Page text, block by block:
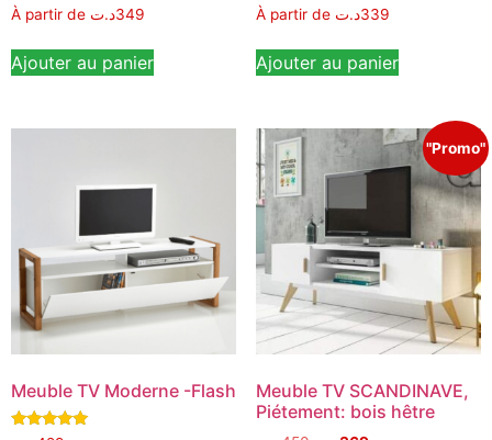
Note
5.00
À partir de 349د.ت
Ajouter au panier
Note
5.00
À partir de 339د.ت
Ajouter au panier
Meuble TV Moderne -Flash
"Promo"
Meuble TV SCANDINAVE,
Piétement: bois hêtre